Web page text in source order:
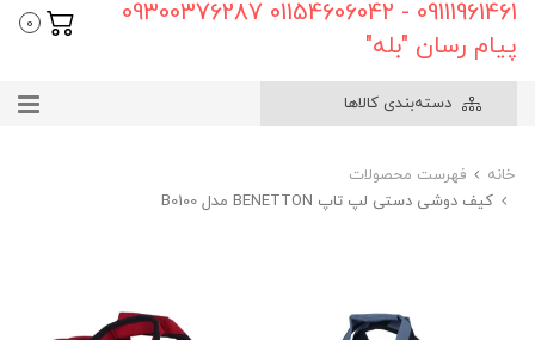
09111961461 - 01154606042 09300376287
پیام رسان "بله"
0
دسته‌بندی کالاها
خانه
فهرست محصولات
کیف دوشی دستی لپ تاپ BENETTON مدل B0100